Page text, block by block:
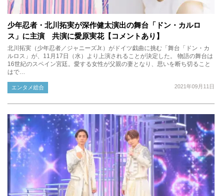
少年忍者・北川拓実が深作健太演出の舞台「ドン・カルロ
ス」に主演 共演に愛原実花【コメントあり】
北川拓実（少年忍者／ジャニーズJr.）がドイツ戯曲に挑む「舞台「ドン・カ
ルロス」が、11月17日（水）より上演されることが決定した。 物語の舞台は
16世紀のスペイン宮廷。愛する女性が父親の妻となり、思いを断ち切ること
はで…
2021年09月11日
エンタメ総合